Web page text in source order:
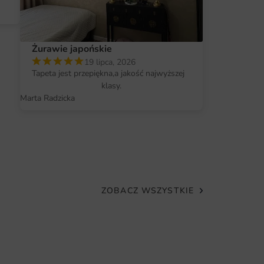
Żurawie japońskie
19 lipca, 2026
Tapeta jest przepiękna,a jakość najwyższej
klasy.
Marta Radzicka
ZOBACZ WSZYSTKIE